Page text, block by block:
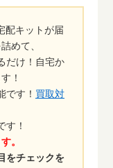
配キットが届
めて、
だけ！自宅か
！
です！ 買取対
す！
。
をチェックを